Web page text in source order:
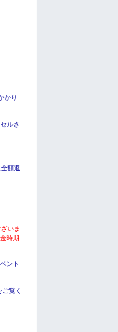
かり
ルさ
額返
いま
時期
ント
覧く